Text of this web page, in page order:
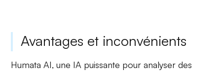
Avantages et inconvénients
Humata AI, une IA puissante pour analyser des